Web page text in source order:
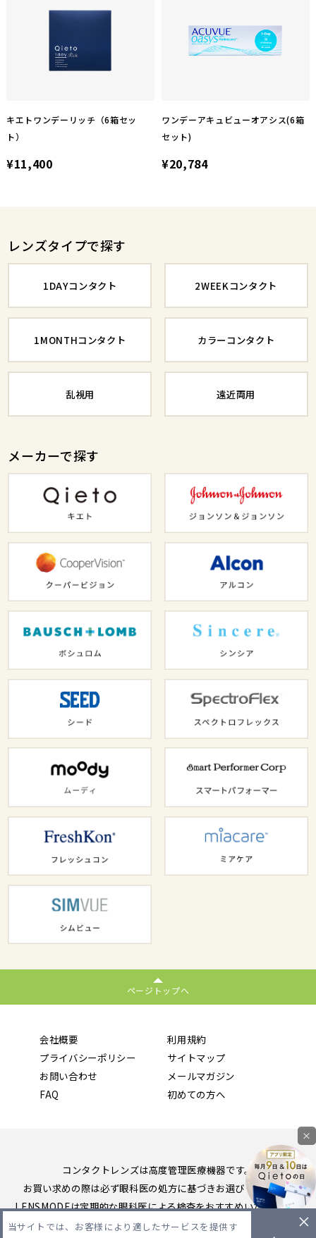
キエトワンデーリッチ（6箱セッ
ト）
¥11,400
ワンデーアキュビューオアシス(6箱
セット)
¥20,784
レンズタイプで探す
1DAYコンタクト 2WEEKコンタクト
1MONTHコンタクト カラーコンタクト
乱視用 遠近両用
メーカーで探す
ページトップへ
会社概要
利用規約
プライバシーポリシー
サイトマップ
お問い合わせ
メールマガジン
FAQ
初めての方へ
コンタクトレンズは高度管理医療機器です。
お買い求めの際は必ず眼科医の処方に基づきお選びください。
LENSMODEは定期的な眼科医による検査をおすすめいたします。
当サイトでは、お客様により適したサービスを提供す
×